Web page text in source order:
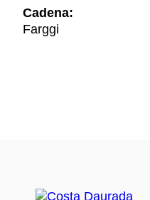
Cadena:
Farggi